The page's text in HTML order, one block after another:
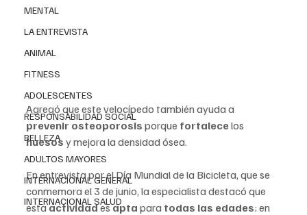
MENTAL
LA ENTREVISTA
ANIMAL
FITNESS
ADOLESCENTES
RESPONSABILIDAD SOCIAL
BELLEZA
ADULTOS MAYORES
INTERNACIONAL GENERAL
INTERNACIONAL SALUD
Agregó que este velocípedo también ayuda a
prevenir osteoporosis porque fortalece los
huesos y mejora la densidad ósea.
En entrevista por el Día Mundial de la Bicicleta, que se
conmemora el 3 de junio, la especialista destacó que
esta actividad es apta para todas las edades; en